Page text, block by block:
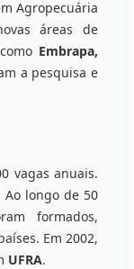
Agropecuária
áreas de
Embrapa,
a pesquisa e
vagas anuais.
Ao longo de 50
formados,
Em 2002,
UFRA.